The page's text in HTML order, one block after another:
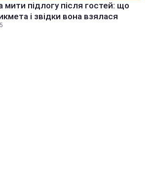
підлогу після гостей: що
і звідки вона взялася